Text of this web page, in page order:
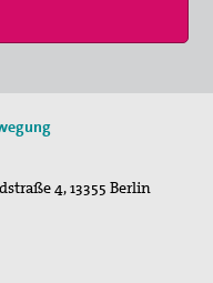
den …
4,13355 Berlin